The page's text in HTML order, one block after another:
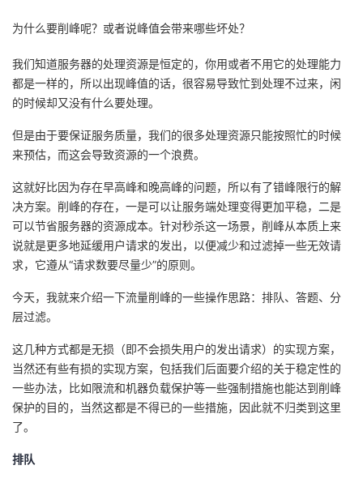
注
开
发
者
学
堂
我
的
课
程
我
的
认
证
我
的
实
我
的
藏
的
Programs
我
的
支
持
我
的
技
术
支
持
我
的
云
声
建
为什么要削峰呢？或者说峰值会带来哪些坏处？
我们知道服务器的处理资源是恒定的，你用或者不用它的处理能力
都是一样的，所以出现峰值的话，很容易导致忙到处理不过来，闲
的时候却又没有什么要处理。
但是由于要保证服务质量，我们的很多处理资源只能按照忙的时候
来预估，而这会导致资源的一个浪费。
这就好比因为存在早高峰和晚高峰的问题，所以有了错峰限行的解
决方案。削峰的存在，一是可以让服务端处理变得更加平稳，二是
可以节省服务器的资源成本。针对秒杀这一场景，削峰从本质上来
说就是更多地延缓用户请求的发出，以便减少和过滤掉一些无效请
求，它遵从“请求数要尽量少”的原则。
今天，我就来介绍一下流量削峰的一些操作思路：排队、答题、分
层过滤。
这几种方式都是无损（即不会损失用户的发出请求）的实现方案，
当然还有些有损的实现方案，包括我们后面要介绍的关于稳定性的
一些办法，比如限流和机器负载保护等一些强制措施也能达到削峰
保护的目的，当然这都是不得已的一些措施，因此就不归类到这里
了。
排队